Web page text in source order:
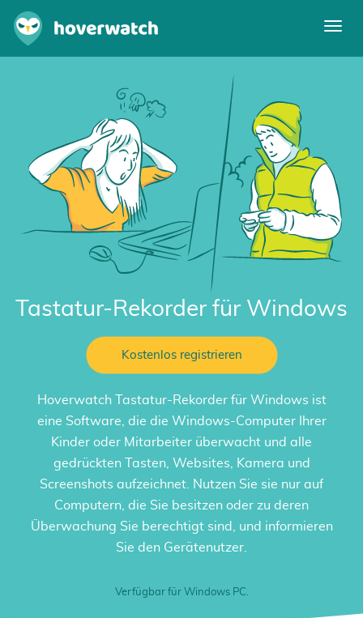
Einloggen
Kostenlos registrieren
Tastatur-Rekorder für Windows
Kostenlos registrieren
Hoverwatch Tastatur-Rekorder für Windows ist
eine Software, die die Windows-Computer Ihrer
Kinder oder Mitarbeiter überwacht und alle
gedrückten Tasten, Websites, Kamera und
Screenshots aufzeichnet. Nutzen Sie sie nur auf
Computern, die Sie besitzen oder zu deren
Überwachung Sie berechtigt sind, und informieren
Sie den Gerätenutzer.
Verfügbar für Windows PC.